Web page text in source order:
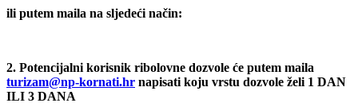
ili putem maila na sljedeći način:
2. Potencijalni korisnik ribolovne dozvole će putem maila
turizam@np-kornati.hr napisati koju vrstu dozvole želi 1 DAN
ILI 3 DANA